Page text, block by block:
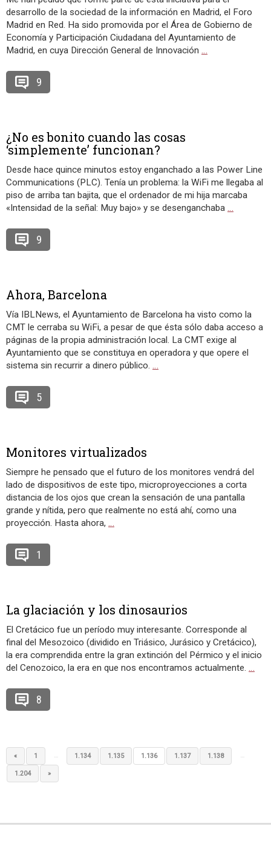
desarrollo de la sociedad de la información en Madrid, el Foro
Madrid en Red. Ha sido promovida por el Área de Gobierno de
Economía y Participación Ciudadana del Ayuntamiento de
Madrid, en cuya Dirección General de Innovación …
9
¿No es bonito cuando las cosas
‘simplemente’ funcionan?
Desde hace quince minutos estoy enganchado a las Power Line
Communications (PLC). Tenía un problema: la WiFi me llegaba al
piso de arriba tan bajita, que el ordenador de mi hija marcaba
«Intensidad de la señal: Muy bajo» y se desenganchaba …
9
Ahora, Barcelona
Vía IBLNews, el Ayuntamiento de Barcelona ha visto como la
CMT le cerraba su WiFi, a pesar de que ésta sólo daba acceso a
páginas de la propia administración local. La CMT exige al
Ayuntamiento que se constituya en operadora y que opere el
sistema sin recurrir a dinero público. …
5
Monitores virtualizados
Siempre he pensado que el futuro de los monitores vendrá del
lado de dispositivos de este tipo, microproyecciones a corta
distancia de los ojos que crean la sensación de una pantalla
grande y nítida, pero que realmente no está ahí, como una
proyección. Hasta ahora, …
1
La glaciación y los dinosaurios
El Cretácico fue un período muy interesante. Corresponde al
final del Mesozoico (dividido en Triásico, Jurásico y Cretácico),
la era comprendida entre la gran extinción del Pérmico y el inicio
del Cenozoico, la era en que nos encontramos actualmente. …
8
« 1 … 1.134 1.135 1.136 1.137 1.138 …
1.204 »